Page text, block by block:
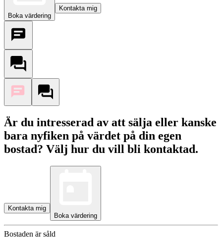
Boka värdering
Kontakta mig
Är du intresserad av att sälja eller kanske
bara nyfiken på värdet på din egen
bostad? Välj hur du vill bli kontaktad.
Kontakta mig
Boka värdering
Bostaden är såld